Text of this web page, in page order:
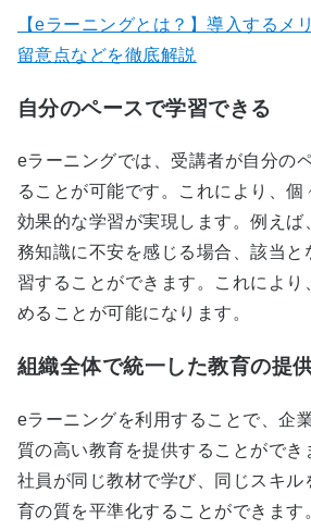
【eラーニングとは？】導入するメ
留意点などを徹底解説
自分のペースで学習できる
eラーニングでは、受講者が自分の
ることが可能です。これにより、個
効果的な学習が実現します。例えば
務知識に不安を感じる場合、該当と
習することができます。これにより
めることが可能になります。
組織全体で統一した教育の提
eラーニングを利用することで、企
質の高い教育を提供することができ
社員が同じ教材で学び、同じスキル
育の質を平準化することができます